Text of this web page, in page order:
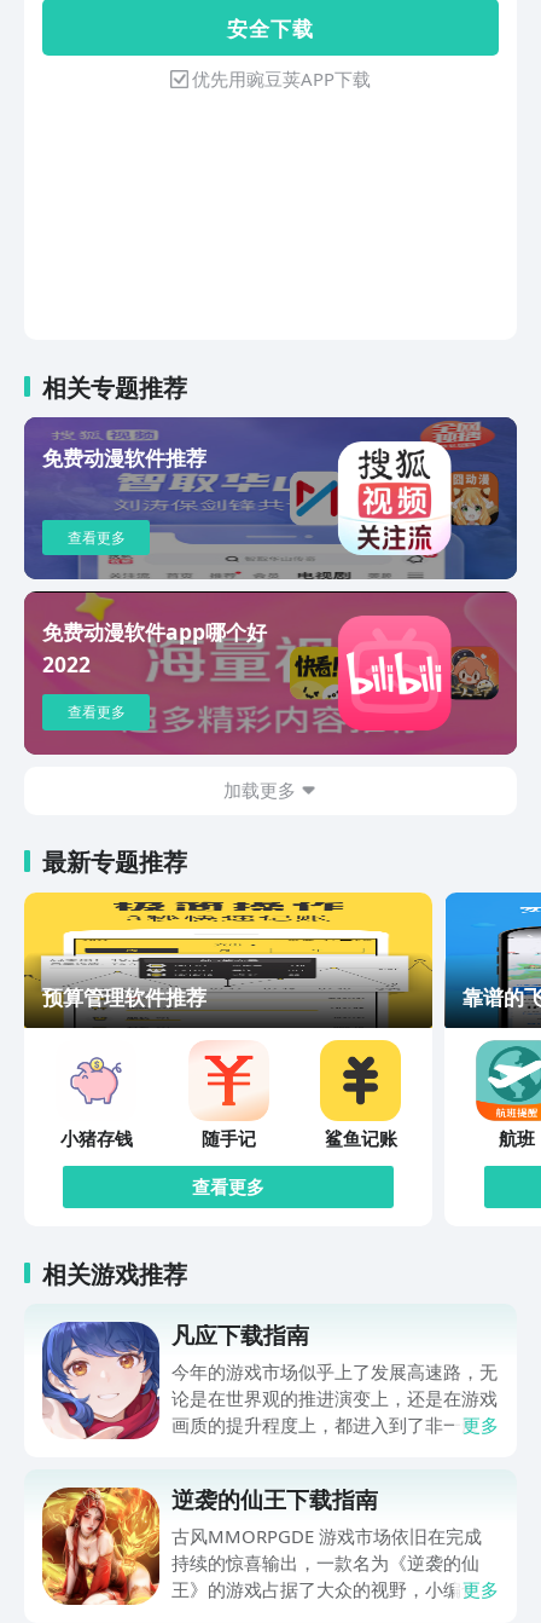
放量超32亿，口碑爆棚。篇章“竹叶篇”3
月正式开播。【一人之下】首部登上日本
电视台黄金档的中国动画，全网播放量超
周日，天天都有漫画更新，精彩剧情追不
停★让社区动起来 全新【看看】上线★
你想要ACG内容的都在这，看完漫画一定
要来这看看哦。超多搞笑、新番、热血
ACG短视频；众多COS美图、新作预告等
等。还有我们的大神作者仍然会在此与大
家进行交流！你也可以跟大家分享你喜欢
的视频或者美图哦。★全新【漫动画】来
袭★在漫画阅读中融入了声优演绎、音乐
音效等，让你有更加丰富的阅读体验。快
来看看吧。
全新时尚装扮，还可获得多重任务奖励！
安 全 下 载
优先用豌豆荚APP下载
相关专题推荐
免费动漫软件推荐
查看更多
免费动漫软件app哪个好
2022
查看更多
加载更多
最新专题推荐
预算管理软件推荐
小猪存钱 随手记
鲨鱼记账
查看更多
靠谱的
航班
相关游戏推荐
凡应下载指南
今年的游戏市场似乎上了发展高速路，无
论是在世界观的推进演变上，还是在游戏
画质的提升程度上，都进入到了非一般的
在2026年8月7号开启了EP02测试，这款
游戏的热度再次节节攀升。本期小编在下
方分享了凡应的最新预约下载地址，虽然
游戏未正式上线，但豌豆荚APP上已经开
更多
逆袭的仙王下载指南
古风MMORPGDE 游戏市场依旧在完成
持续的惊喜输出，一款名为《逆袭的仙
王》的游戏占据了大众的视野，小编也看
更多